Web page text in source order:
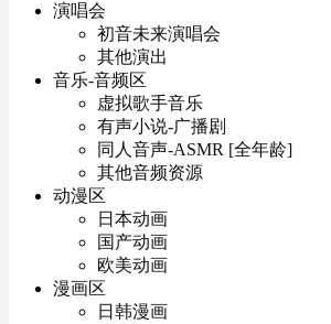
演唱会
初音未来演唱会
其他演出
音乐-音频区
虚拟歌手音乐
有声小说-广播剧
同人音声-ASMR [全年龄]
其他音频资源
动漫区
日本动画
国产动画
欧美动画
漫画区
日韩漫画